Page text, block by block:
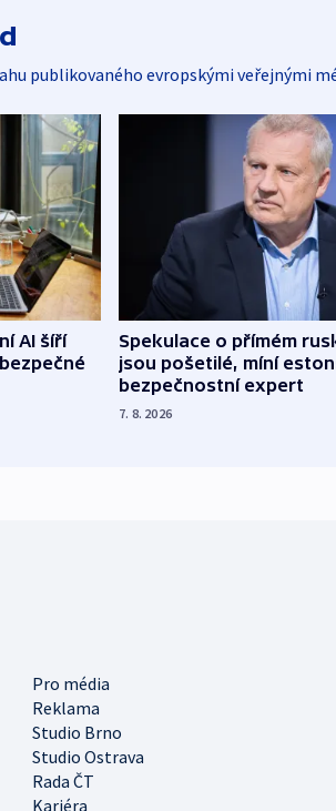
publikovaného evropskými veřejnými
AI šíří
Spekulace o přímém
jsou pošetilé, míní
bezpečnostní expert
7. 8. 2026
Pro média
Reklama
Studio Brno
Studio Ostrava
Rada ČT
Kariéra